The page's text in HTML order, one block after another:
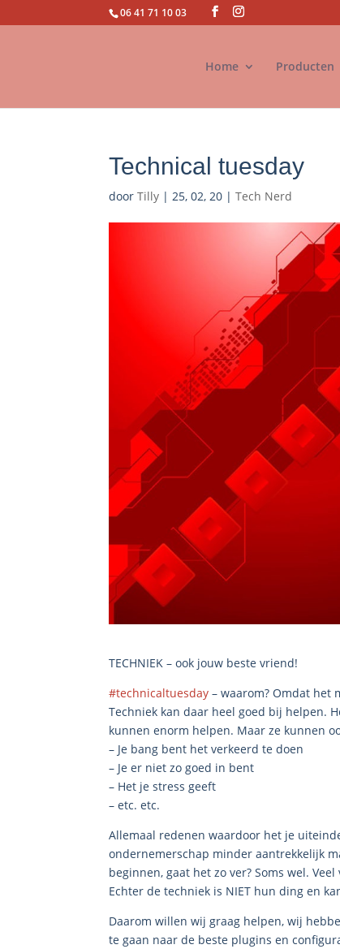
06 41 71 10 03
Home Producten
Technical tuesday
doorTilly |25, 02, 20 |Tech Nerd
TECHNIEK – ook jouw beste vriend!
#technicaltuesday – waarom? Omdat het
Techniek kan daar heel goed bij helpen.
kunnen enorm helpen. Maar ze kunnen
– Je bang bent het verkeerd te doen
– Je er niet zo goed in bent
– Het je stress geeft
– etc. etc.
Allemaal redenen waardoor het je
ondernemerschap minder aantrekkelijk
beginnen, gaat het zo ver? Soms wel.
Echter de techniek is NIET hun ding en
Daarom willen wij graag helpen, wij
te gaan naar de beste plugins en